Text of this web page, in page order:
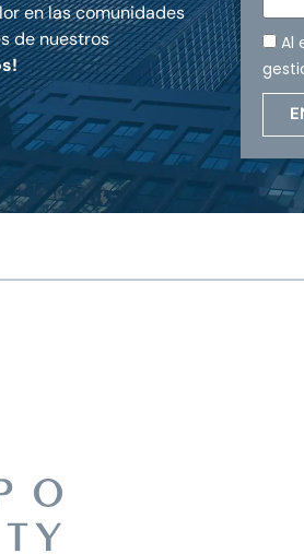
en las comunidades
de nuestros
Al